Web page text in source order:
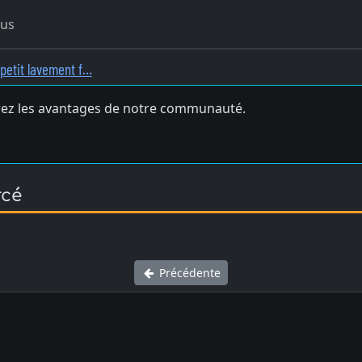
petit lavement f…
les avantages de notre communauté.
Précédente